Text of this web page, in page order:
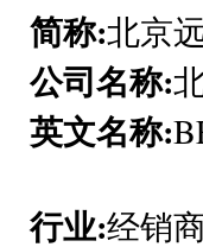
简称:北京
公司名称:
英文名称:
行业:经销